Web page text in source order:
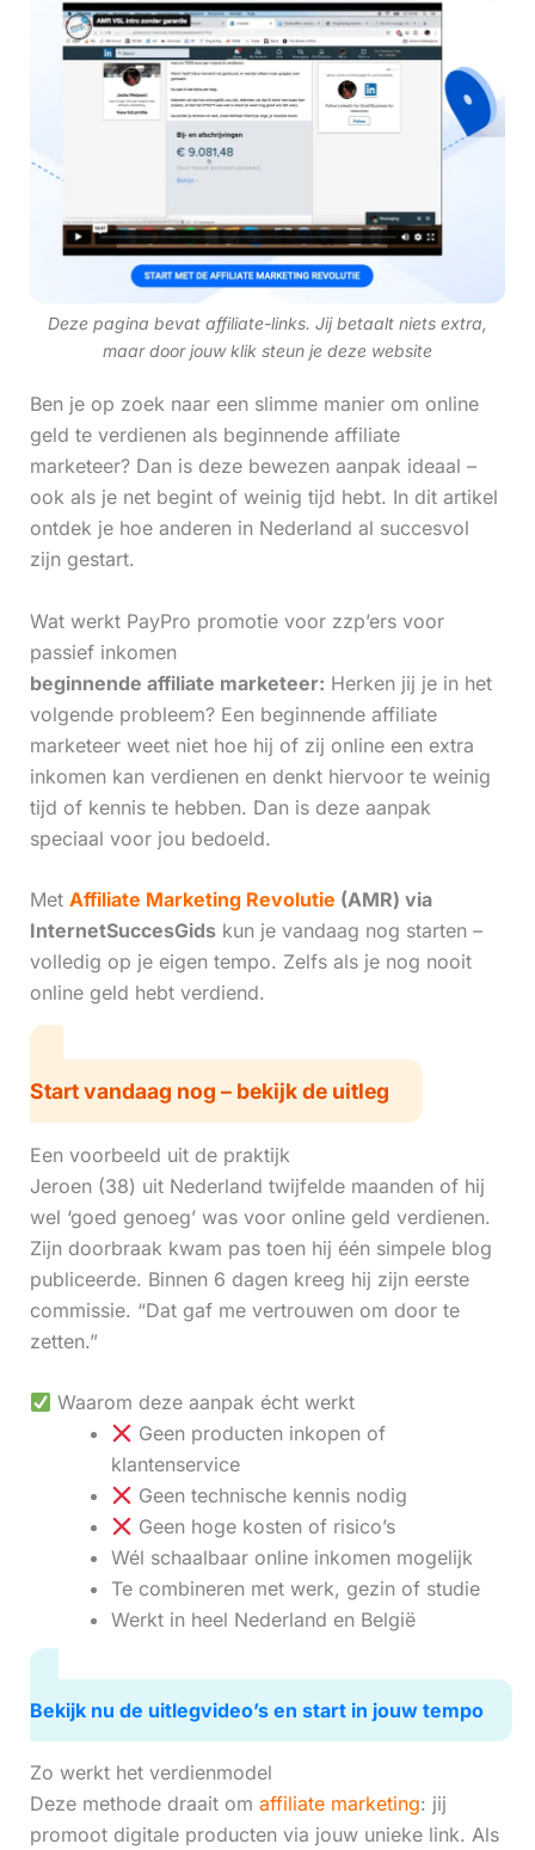
Deze pagina bevat affiliate-links. Jij betaalt niets extra,
maar door jouw klik steun je deze website
Ben je op zoek naar een slimme manier om online
geld te verdienen als beginnende affiliate
marketeer? Dan is deze bewezen aanpak ideaal –
ook als je net begint of weinig tijd hebt. In dit artikel
ontdek je hoe anderen in Nederland al succesvol
zijn gestart.
Wat werkt PayPro promotie voor zzp’ers voor
passief inkomen
beginnende affiliate marketeer: Herken jij je in het
volgende probleem? Een beginnende affiliate
marketeer weet niet hoe hij of zij online een extra
inkomen kan verdienen en denkt hiervoor te weinig
tijd of kennis te hebben. Dan is deze aanpak
speciaal voor jou bedoeld.
Met Affiliate Marketing Revolutie (AMR) via
InternetSuccesGidskun je vandaag nog starten –
volledig op je eigen tempo. Zelfs als je nog nooit
online geld hebt verdiend.
Start vandaag nog – bekijk de uitleg
Een voorbeeld uit de praktijk
Jeroen (38) uit Nederland twijfelde maanden of hij
wel ‘goed genoeg’ was voor online geld verdienen.
Zijn doorbraak kwam pas toen hij één simpele blog
publiceerde. Binnen 6 dagen kreeg hij zijn eerste
commissie. “Dat gaf me vertrouwen om door te
zetten.”
Waarom deze aanpak écht werkt
Geen producten inkopen of
klantenservice
Geen technische kennis nodig
Geen hoge kosten of risico’s
Wél schaalbaar online inkomen mogelijk
Te combineren met werk, gezin of studie
Werkt in heel Nederland en België
Bekijk nu de uitlegvideo’s en start in jouw tempo
Zo werkt het verdienmodel
Deze methode draait om affiliate marketing: jij
promoot digitale producten via jouw unieke link. Als